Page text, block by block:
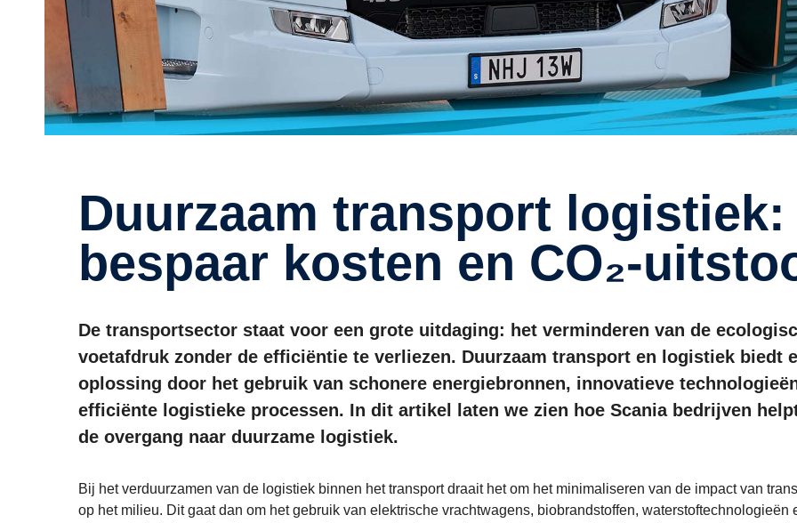
Duurzaam transport logistiek:
bespaar kosten en CO₂-
De transportsector staat voor een grote uitdaging: het verminderen van de
voetafdruk zonder de efficiëntie te verliezen. Duurzaam transport en logistiek biedt
oplossing door het gebruik van schonere energiebronnen, innovatieve
efficiënte logistieke processen. In dit artikel laten we zien hoe Scania bedrijven
de overgang naar duurzame logistiek.
Bij het verduurzamen van de logistiek binnen het transport draait het om het minimaliseren van de impact van
op het milieu. Dit gaat dan om het gebruik van elektrische vrachtwagens, biobrandstoffen, waterstoftechnologieën